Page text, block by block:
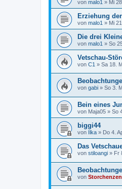
von malo1 » Mi
Erziehung
von malo1 » Mi
Die drei
von malo1 » So
Vetschau-
von C1 » Sa 18.
von gabi » So 3.
Bein eines
von Maja05 » So
biggi44
von Ilka » Do 4.
Das
von stiloangi » Fr
von